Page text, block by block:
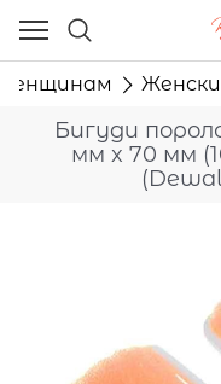
Бигуди
мм x 70 мм
Ваш город - Москва,
угадали?
ДА НЕТ